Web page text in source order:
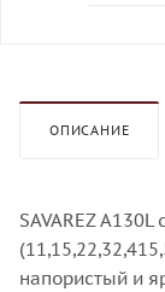
ОПИСАНИЕ
SAVAREZ
напористый и